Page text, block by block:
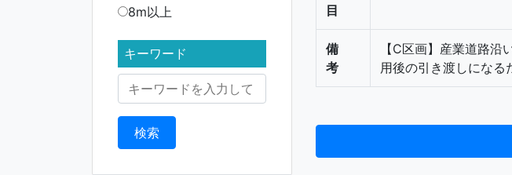
目
備
考
【C区画】産業道路
用後の引き渡しになる
8m以上
キーワード